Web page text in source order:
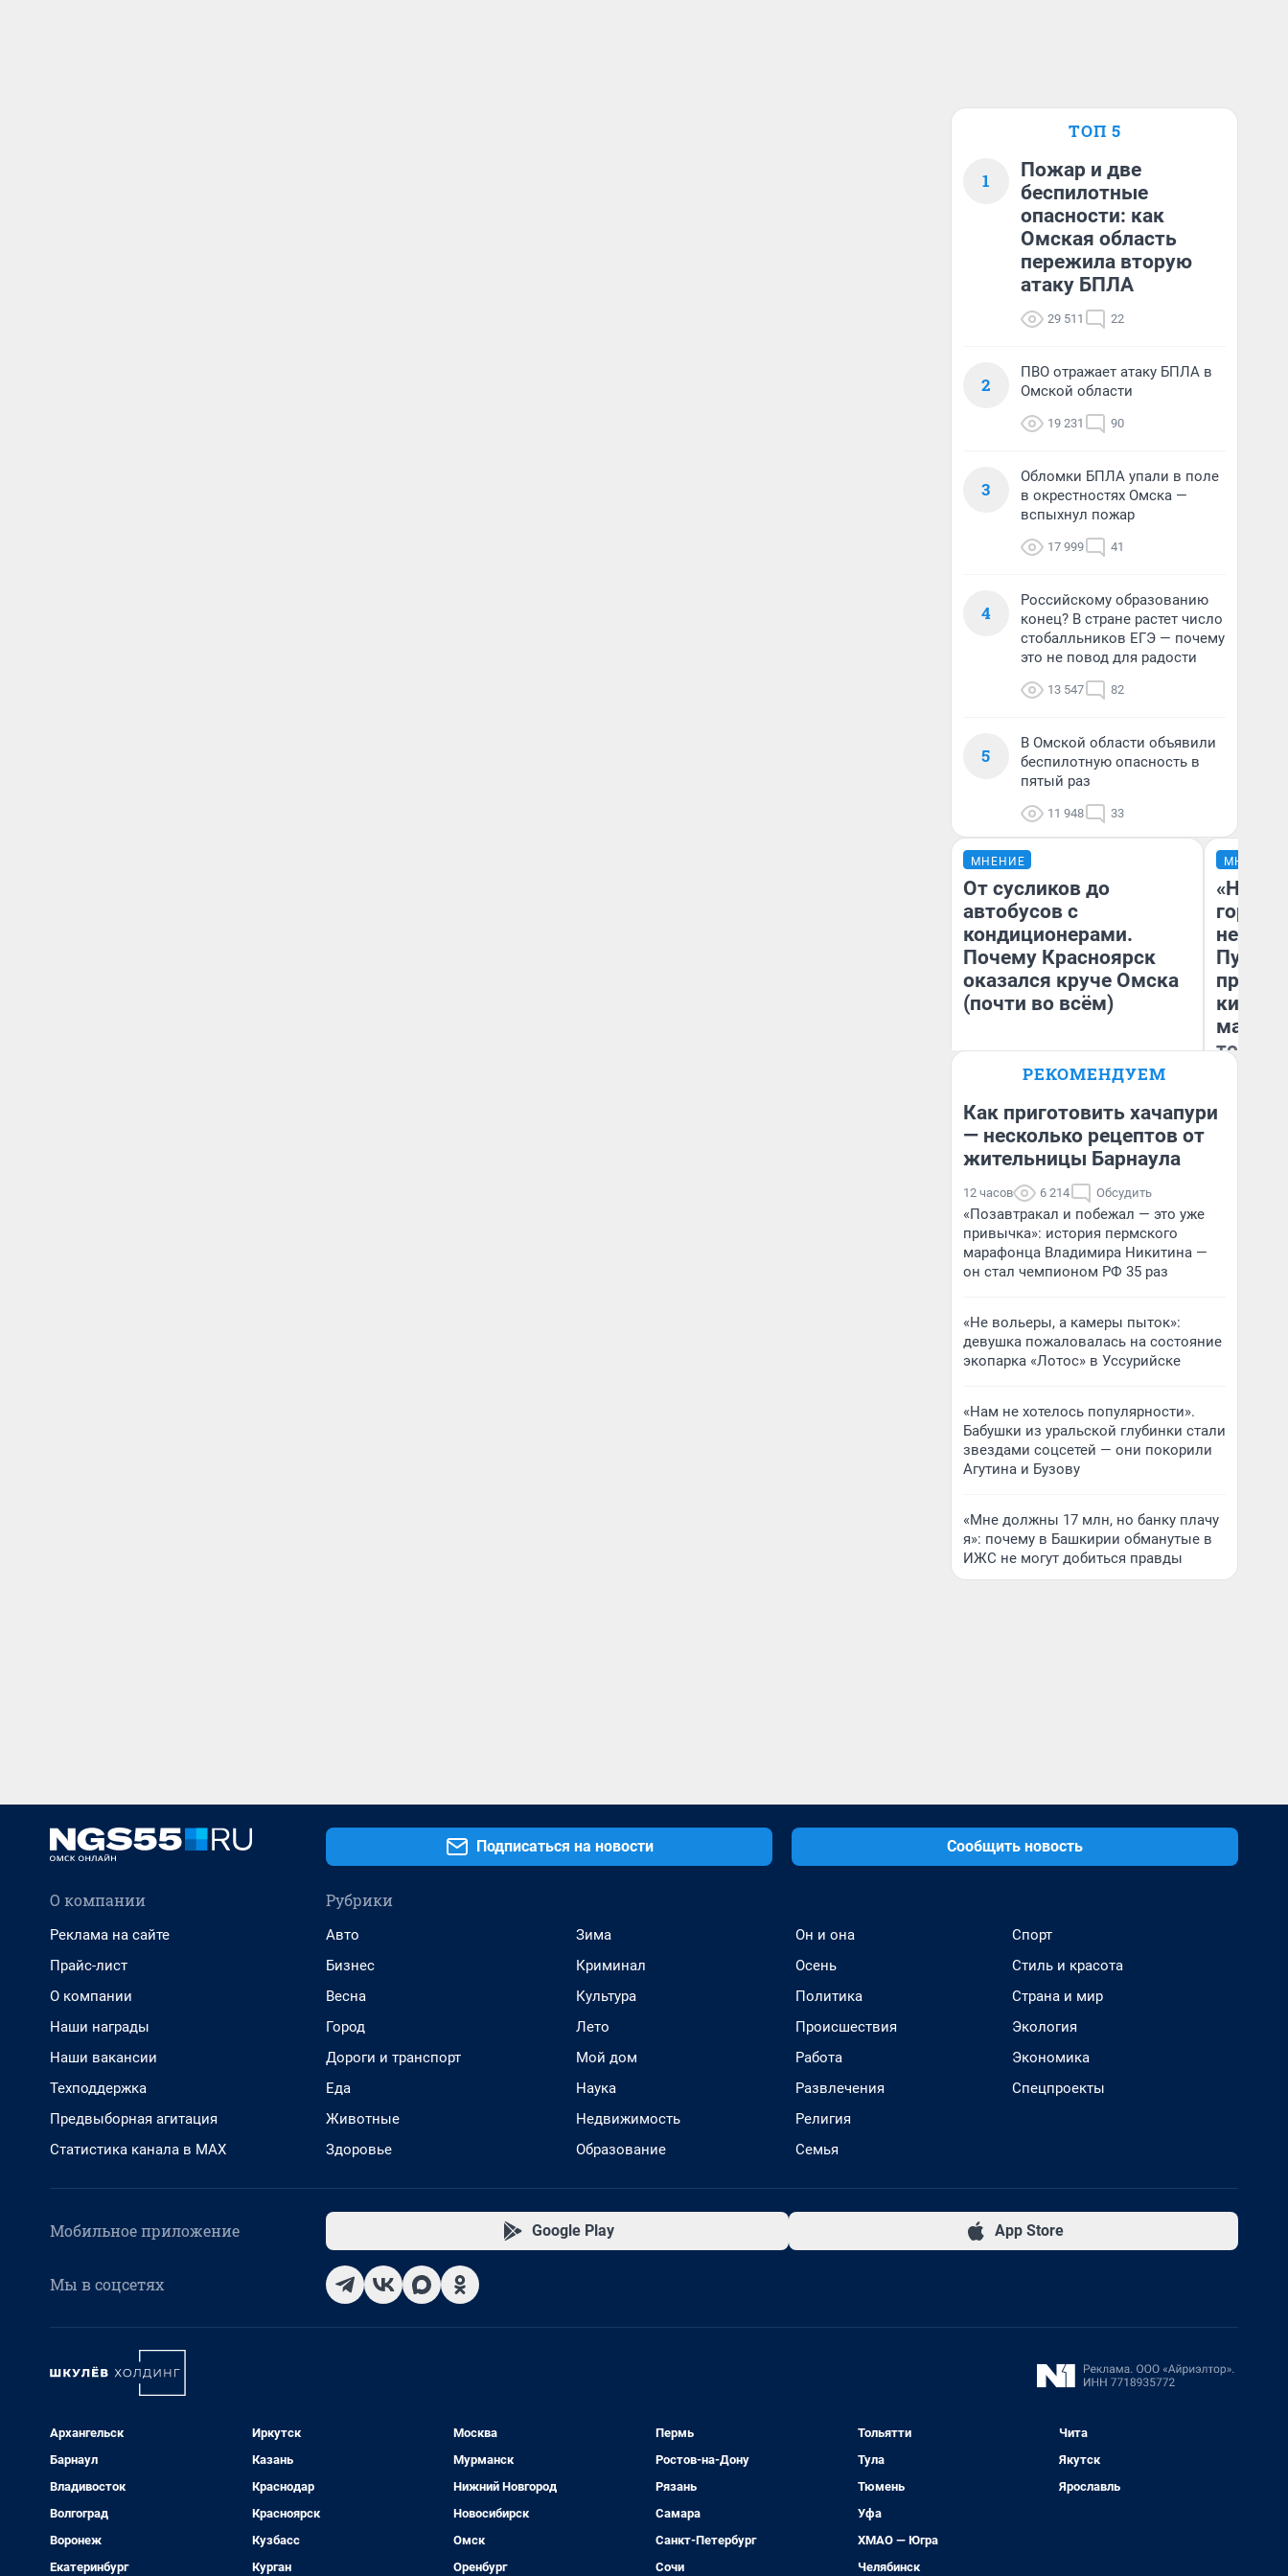
ТОП 5
1
Пожар и две
беспилотные
опасности: как
Омская область
пережила вторую
атаку БПЛА
29 511 22
2
ПВО отражает атаку БПЛА в
Омской области
19 231 90
3
Обломки БПЛА упали в поле
в окрестностях Омска —
вспыхнул пожар
17 999 41
4
Российскому образованию
конец? В стране растет число
стобалльников ЕГЭ — почему
это не повод для радости
13 547 82
5
В Омской области объявили
беспилотную опасность в
пятый раз
11 948 33
МНЕНИЕ
От сусликов до
автобусов с
кондиционерами.
Почему Красноярск
оказался круче Омска
(почти во всём)
МНЕНИЕ
«Нет
того
РЕКОМЕНДУЕМ
Как приготовить хачапури
— несколько рецептов от
жительницы Барнаула
12 часов 6 214 Обсудить
«Позавтракал и побежал — это уже
привычка»: история пермского
марафонца Владимира Никитина —
он стал чемпионом РФ 35 раз
«Не вольеры, а камеры пыток»:
девушка пожаловалась на состояние
экопарка «Лотос» в Уссурийске
«Нам не хотелось популярности».
Бабушки из уральской глубинки стали
звездами соцсетей — они покорили
Агутина и Бузову
«Мне должны 17 млн, но банку плачу
я»: почему в Башкирии обманутые в
ИЖС не могут добиться правды
Подписаться на новости Сообщить новость
О компании
Реклама на сайте
Прайс-лист
О компании
Наши награды
Наши вакансии
Техподдержка
Предвыборная агитация
Статистика канала в MAX
Рубрики
Авто
Бизнес
Весна
Город
Дороги и транспорт
Еда
Животные
Здоровье
Зима
Криминал
Культура
Лето
Мой дом
Наука
Недвижимость
Образование
Он и она
Осень
Политика
Происшествия
Работа
Развлечения
Религия
Семья
Спорт
Стиль и красота
Страна и мир
Экология
Экономика
Спецпроекты
Мобильное приложение Google Play App Store
Мы в соцсетях
Архангельск
Барнаул
Владивосток
Волгоград
Воронеж
Екатеринбург
Иркутск
Казань
Краснодар
Красноярск
Кузбасс
Курган
Москва
Мурманск
Нижний Новгород
Новосибирск
Омск
Оренбург
Пермь
Ростов-на-Дону
Рязань
Самара
Санкт-Петербург
Сочи
Тольятти
Тула
Тюмень
Уфа
ХМАО — Югра
Челябинск
Чита
Якутск
Ярославль